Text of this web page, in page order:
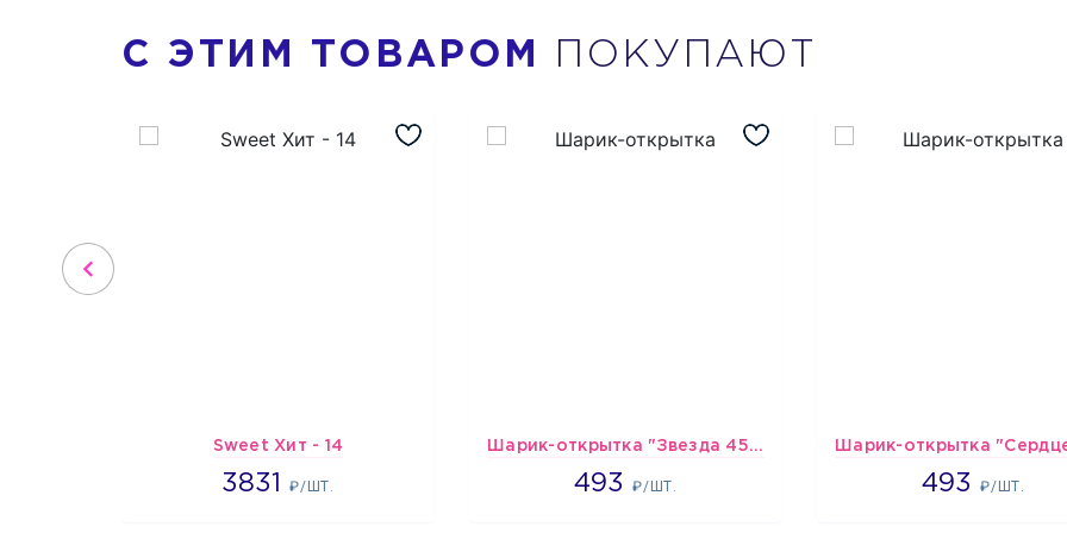
С ЭТИМ ТОВАРОМ ПОКУПАЮТ
Sweet Хит - 14
3831₽/ШТ.
3831 Шарик-открытка "Звезда 45 см" №1
493₽/ШТ.
493
493₽/ШТ.
493